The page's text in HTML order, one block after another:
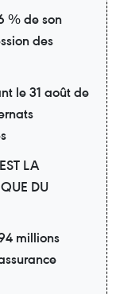
% de son
des
le 31 août de
LA
DU
millions